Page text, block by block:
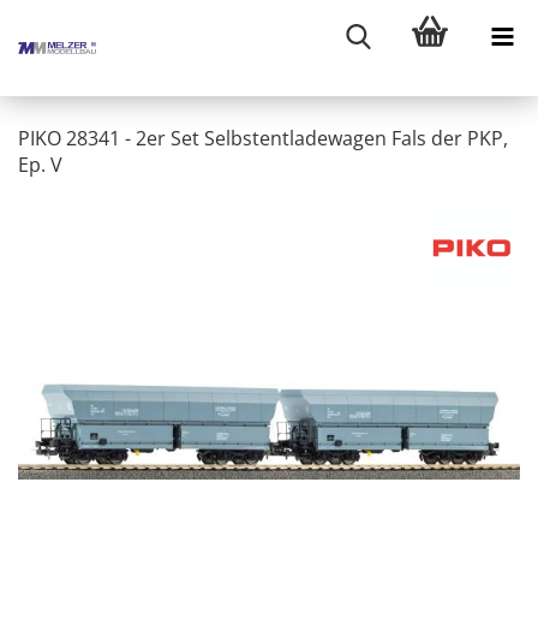
PIKO 28341 - 2er Set Selbstentladewagen Fals der PKP,
Ep. V